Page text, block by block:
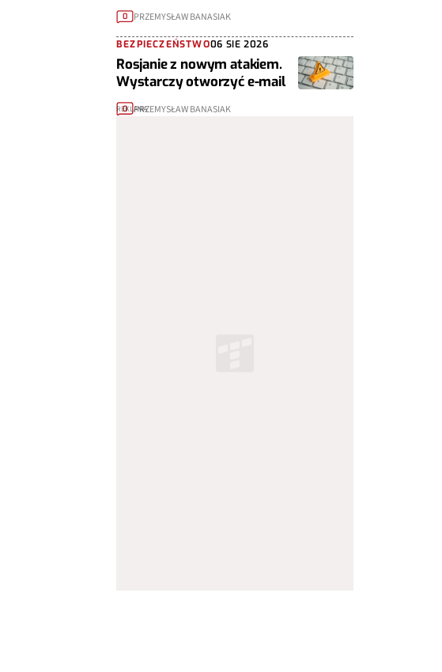
0 PRZEMYSŁAW BANASIAK
BEZPIECZEŃSTWO06 SIE 2026
Rosjanie z nowym atakiem.
Wystarczy otworzyć e-mail
0 PRZEMYSŁAW BANASIAK